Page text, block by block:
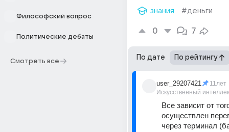
Философский вопрос
Политические дебаты
Смотреть все
знания #деньги
0 7
По дате По рейтингу
user_29207421
Искусственный
11лет
Все зависит от
осуществлен
через терминал